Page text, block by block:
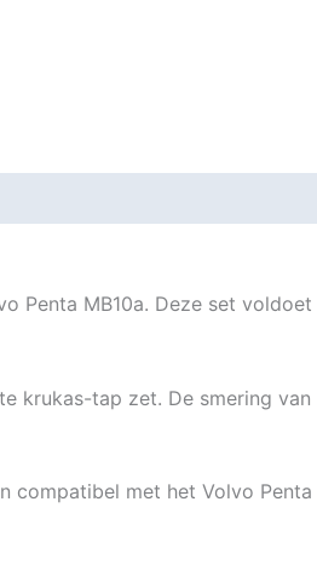
Penta MB10a. Deze set
krukas-tap zet. De smering
compatibel met het Volvo